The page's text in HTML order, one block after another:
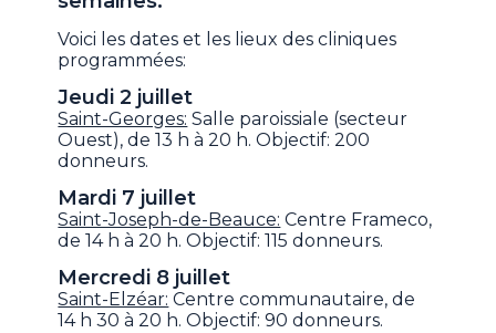
Voici les dates et les lieux des cliniques
programmées:
Jeudi 2 juillet
Saint-Georges: Salle paroissiale (secteur
Ouest), de 13 h à 20 h. Objectif: 200
donneurs.
Mardi 7 juillet
Saint-Joseph-de-Beauce: Centre Frameco,
de 14 h à 20 h. Objectif: 115 donneurs.
Mercredi 8 juillet
Saint-Elzéar: Centre communautaire, de
14 h 30 à 20 h. Objectif: 90 donneurs.